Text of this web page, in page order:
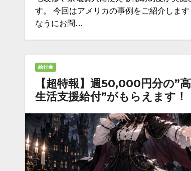
す。 今回はアメリカの事例をご紹介しま
なうにお問…
給付金
【超特報】週50,000円分の”
生活支援給付”がもらえます！